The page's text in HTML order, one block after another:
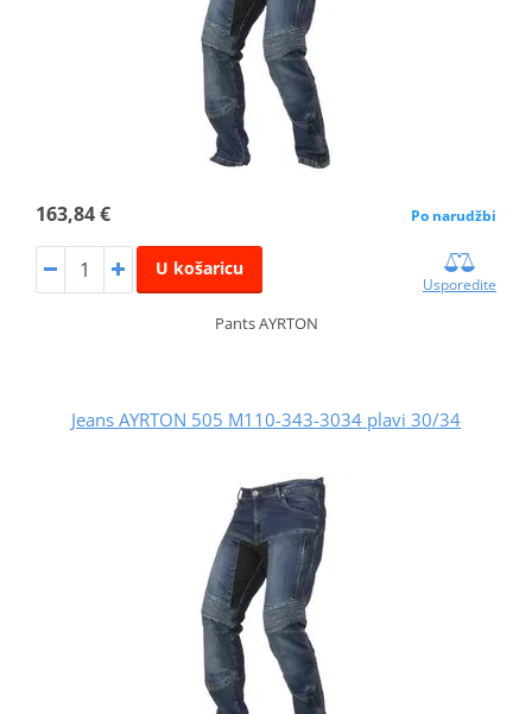
163,84 € Po narudžbi
U košaricu
Usporedite
Pants AYRTON
Jeans AYRTON 505 M110-343-3034 plavi 30/34